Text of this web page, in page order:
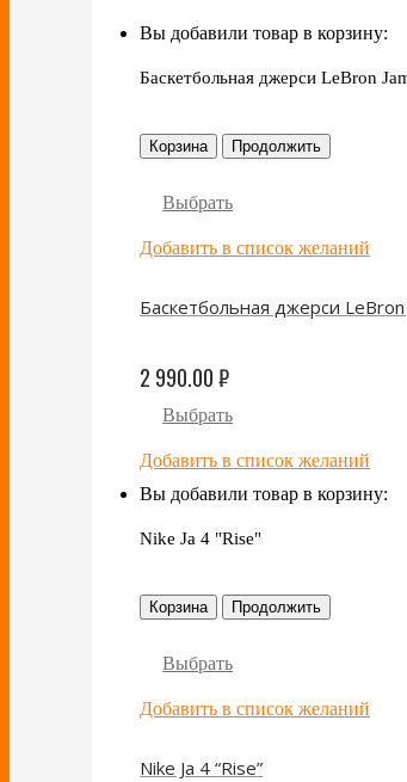
Вы добавили товар в корзину:
Баскетбольная джерси LeBron
Корзина Продолжить
Выбрать
Добавить в список желаний
Баскетбольная джерси
2 990.00₽
Выбрать
Добавить в список желаний
Вы добавили товар в корзину:
Nike Ja 4 "Rise"
Корзина Продолжить
Выбрать
Добавить в список желаний
Nike Ja 4 “Rise”